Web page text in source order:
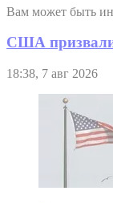
Вам может быть
США призвали
18:38, 7 авг 2026